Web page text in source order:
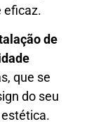
eficaz.
de
que se
do seu